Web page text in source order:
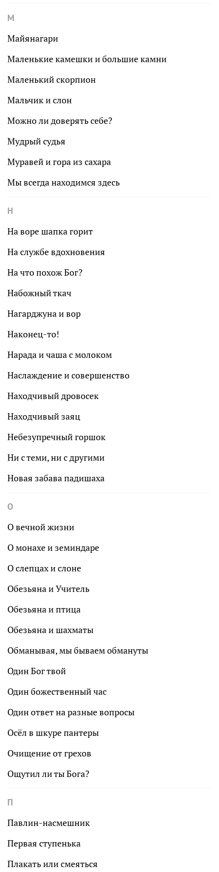
М
Майянагари
Маленькие камешки и большие камни
Маленький скорпион
Мальчик и слон
Можно ли доверять себе?
Мудрый судья
Муравей и гора из сахара
Мы всегда находимся здесь
Н
На воре шапка горит
На службе вдохновения
На что похож Бог?
Набожный ткач
Нагарджуна и вор
Наконец-то!
Нарада и чаша с молоком
Наслаждение и совершенство
Находчивый дровосек
Находчивый заяц
Небезупречный горшок
Ни с теми, ни с другими
Новая забава падишаха
О
О вечной жизни
О монахе и земиндаре
О слепцах и слоне
Обезьяна и Учитель
Обезьяна и птица
Обезьяна и шахматы
Обманывая, мы бываем обмануты
Один Бог твой
Один божественный час
Один ответ на разные вопросы
Осёл в шкуре пантеры
Очищение от грехов
Ощутил ли ты Бога?
П
Павлин-насмешник
Первая ступенька
Плакать или смеяться